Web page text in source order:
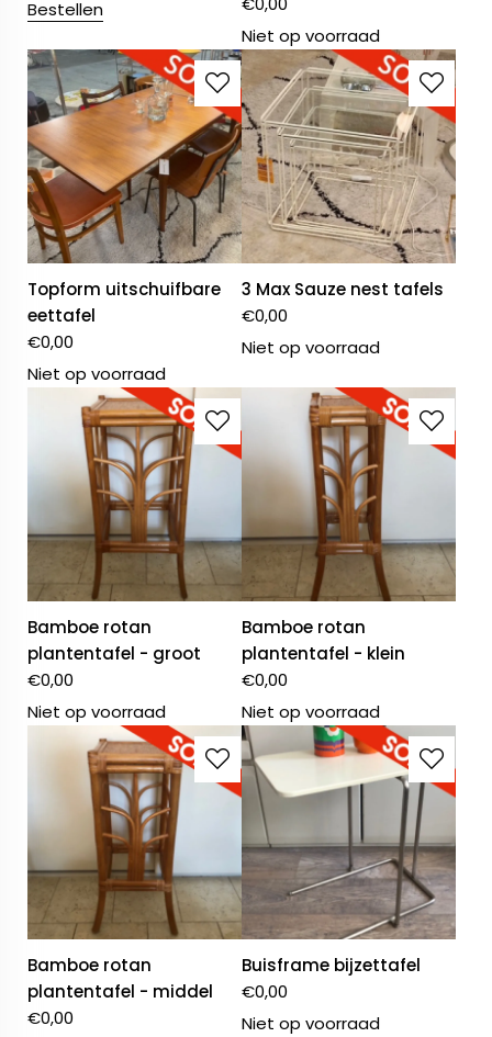
Bestellen
Niet op voorraad
Topform uitschuifbare
eettafel
€0,00
Niet op voorraad
3 Max Sauze nest tafels
€0,00
Niet op voorraad
Bamboe rotan
plantentafel - groot
€0,00
Niet op voorraad
Bamboe rotan
plantentafel - klein
€0,00
Niet op voorraad
Bamboe rotan
plantentafel - middel
€0,00
Buisframe bijzettafel
€0,00
Niet op voorraad